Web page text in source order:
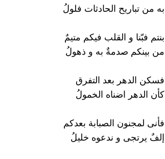
به من تباريح الحادثات فلولُ
بنتم فبّنا و القلب فيكم متيمٌ
من بينكم صدمةٌ به و ذهولُ
فسكن الدهر بعد التفرق
كأن الدهر اضناه الخمولُ
فأنى لمجنون الصبابة بعدكم
إلفٌ يرتجى و ندعوه خليلُ